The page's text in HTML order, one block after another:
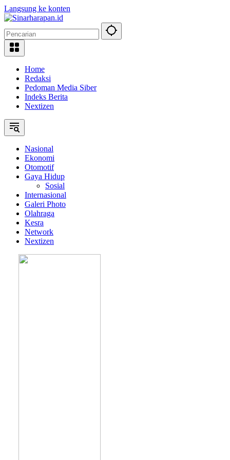
Langsung ke konten
Home
Redaksi
Pedoman Media Siber
Indeks Berita
Nextizen
Nasional
Ekonomi
Otomotif
Gaya Hidup
Sosial
Internasional
Galeri Photo
Olahraga
Kesra
Network
Nextizen